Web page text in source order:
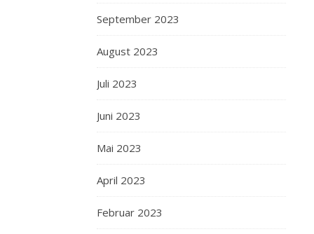
September 2023
August 2023
Juli 2023
Juni 2023
Mai 2023
April 2023
Februar 2023